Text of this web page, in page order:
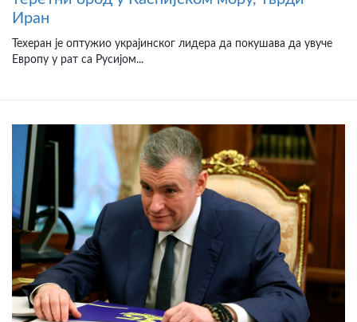
Иран
Техеран је оптужио украјинског лидера да покушава да увуче
Европу у рат са Русијом...